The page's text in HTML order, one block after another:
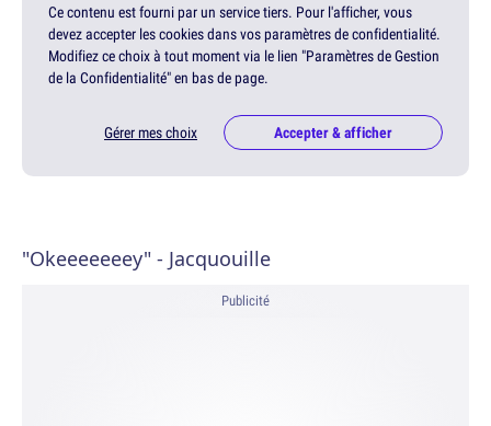
Ce contenu est fourni par un service tiers. Pour l'afficher, vous
devez accepter les cookies dans vos paramètres de confidentialité.
Modifiez ce choix à tout moment via le lien "Paramètres de Gestion
de la Confidentialité" en bas de page.
Gérer mes choix Accepter & afficher
"Okeeeeeeey" - Jacquouille
Publicité